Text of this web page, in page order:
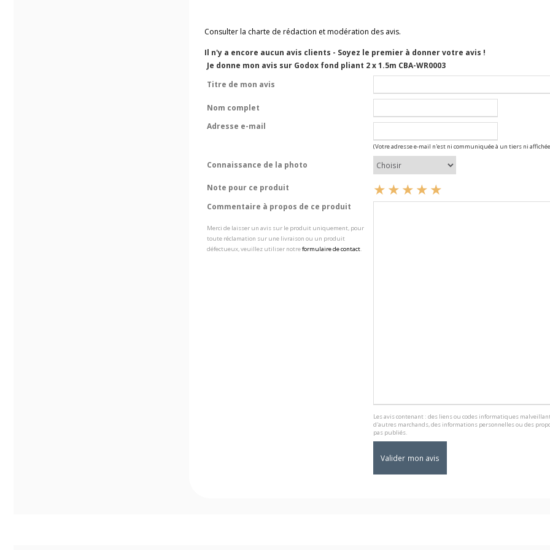
Consulter la charte de rédaction et modération des avis.
Il n'y a encore aucun avis clients - Soyez le premier à donner votre avis !
Je donne mon avis sur Godox fond pliant 2 x 1.5m CBA-WR0003
Titre de mon avis
Nom complet
Adresse e-mail
(Votre adresse e-mail n'est ni communiquée à un tiers ni
Connaissance de la photo
Note pour ce produit
Commentaire à propos de ce produit
Merci de laisser un avis sur le produit uniquement, pour
toute réclamation sur une livraison ou un produit
défectueux, veuillez utiliser notreformulaire de contact.
Les avis contenant : des liens ou codes informatiques
d'autres marchands, des informations personnelles ou des
pas publiés.